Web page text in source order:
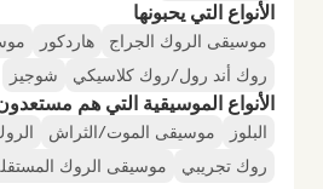
الأنواع التي يحبونها
موسيقى الروك الجراج هاردكور
روك أند رول/روك كلاسيكي
شوجيز
الأنواع الموسيقية التي هم مستعدون
البلوز موسيقى الموت/الثراش
روك تجريبي
موسيقى الروك